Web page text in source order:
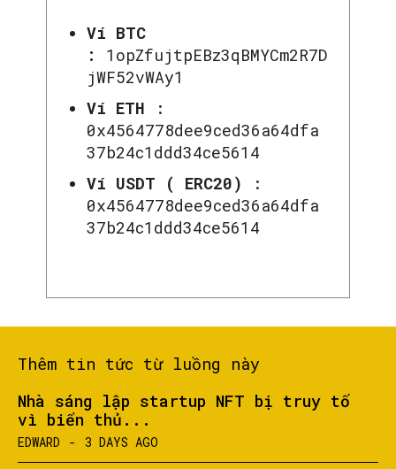
Ví BTC
: 1opZfujtpEBz3qBMYCm2R7D
jWF52vWAy1
Ví ETH :
0x4564778dee9ced36a64dfa
37b24c1ddd34ce5614
Ví USDT ( ERC20) :
0x4564778dee9ced36a64dfa
37b24c1ddd34ce5614
Thêm tin tức từ luồng này
Nhà sáng lập startup NFT bị truy tố
vì biển thủ...
EDWARD - 3 DAYS AGO